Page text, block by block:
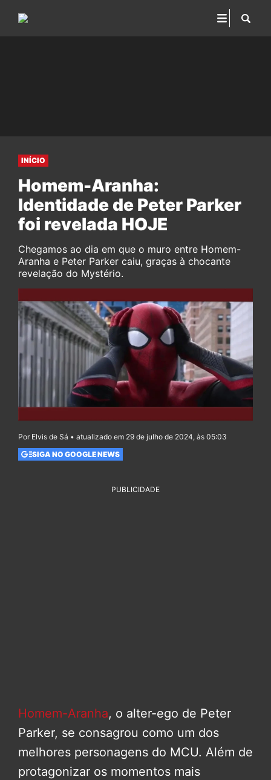
INÍCIO
Homem-Aranha:
Identidade de Peter Parker
foi revelada HOJE
Chegamos ao dia em que o muro entre Homem-
Aranha e Peter Parker caiu, graças à chocante
revelação do Mystério.
Por Elvis de Sá • atualizado em 29 de julho de 2024, às 05:03
SIGA NO GOOGLE NEWS
PUBLICIDADE
Homem-Aranha, o alter-ego de Peter
Parker, se consagrou como um dos
melhores personagens do MCU. Além de
protagonizar os momentos mais